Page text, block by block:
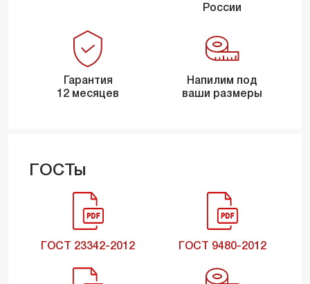
России
Гарантия
12 месяцев
Напилим под
ваши размеры
ГОСТы
ГОСТ 23342-2012 ГОСТ 9480-2012